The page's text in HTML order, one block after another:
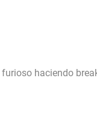
haciendo